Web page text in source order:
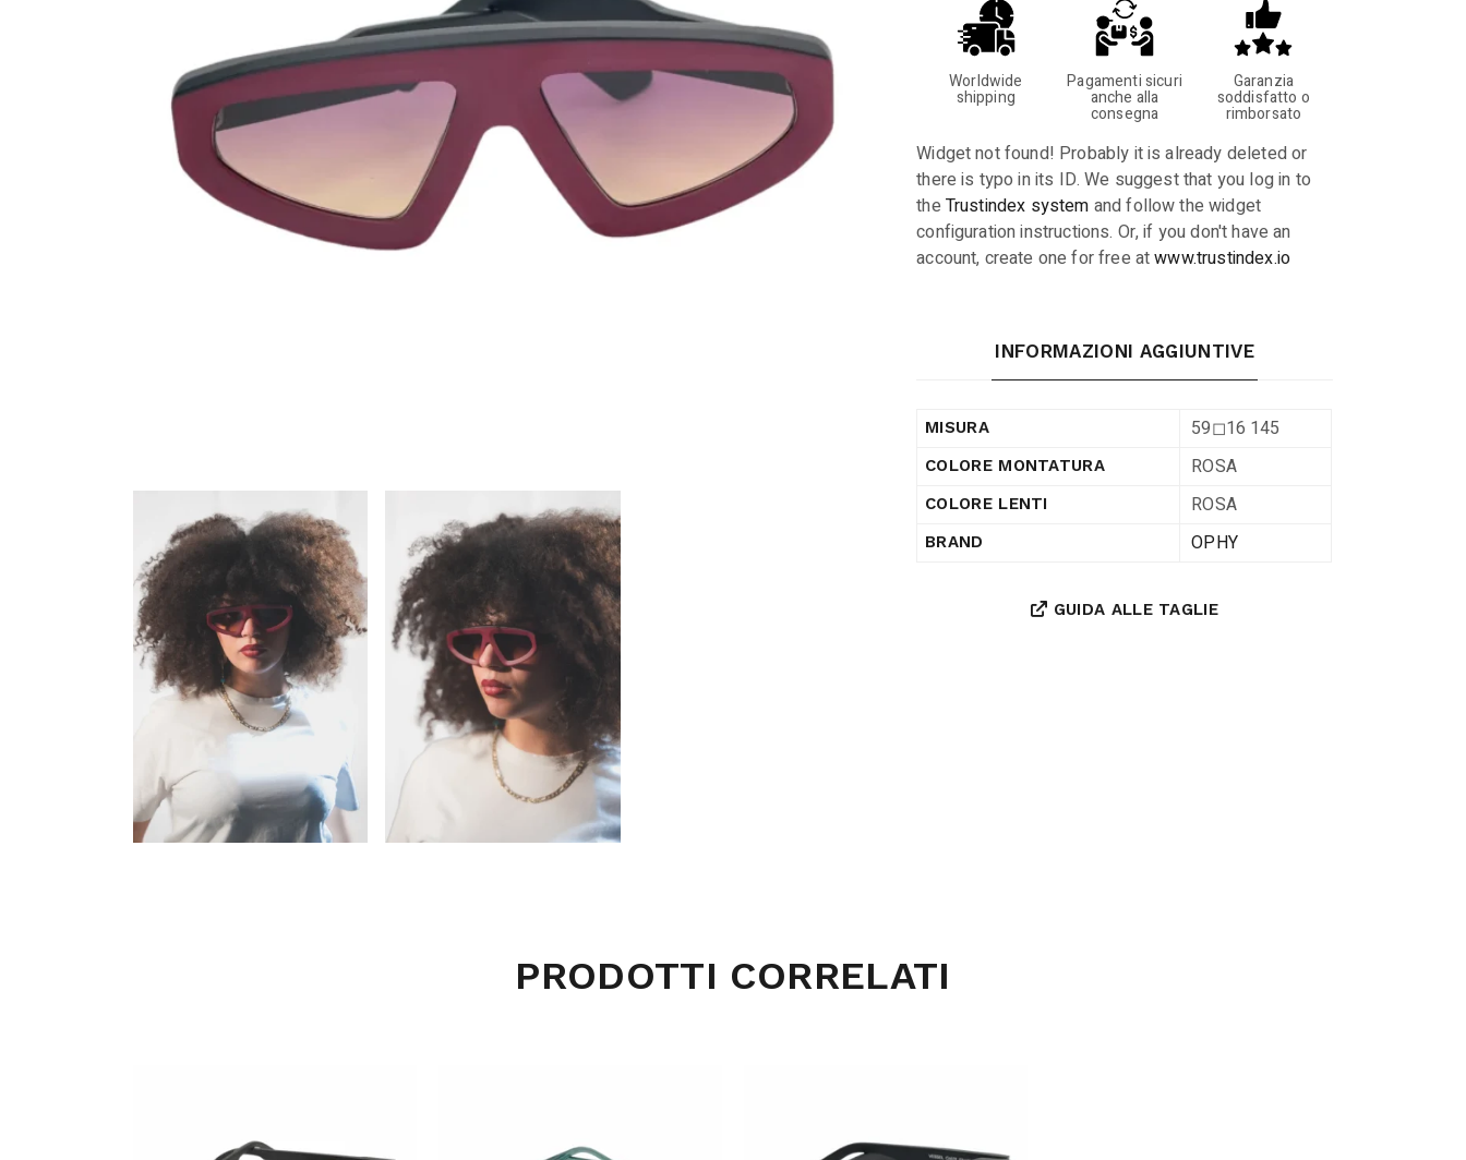
Worldwide
shipping
Pagamenti sicuri
anche alla
consegna
Garanzia
soddisfatto o
rimborsato
Widget not found! Probably it is already deleted or
there is typo in its ID. We suggest that you log in to
the Trustindex system and follow the widget
configuration instructions. Or, if you don't have an
account, create one for free atwww.trustindex.io
INFORMAZIONI AGGIUNTIVE
MISURA 59◻︎16 145
COLORE MONTATURA ROSA
COLORE LENTI ROSA
BRAND OPHY
GUIDA ALLE TAGLIE
PRODOTTI CORRELATI